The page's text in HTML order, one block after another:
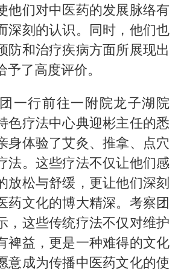
他们对中医药的发展脉络有
深刻的认识。同时，他们也
防和治疗疾病方面所展现出
了高度评价。
一行前往一附院龙子湖院
色疗法中心典迎彬主任的悉
身体验了艾灸、推拿、点穴
法。这些疗法不仅让他们感
放松与舒缓，更让他们深刻
药文化的博大精深。考察团
，这些传统疗法不仅对维护
裨益，更是一种难得的文化
意成为传播中医药文化的使